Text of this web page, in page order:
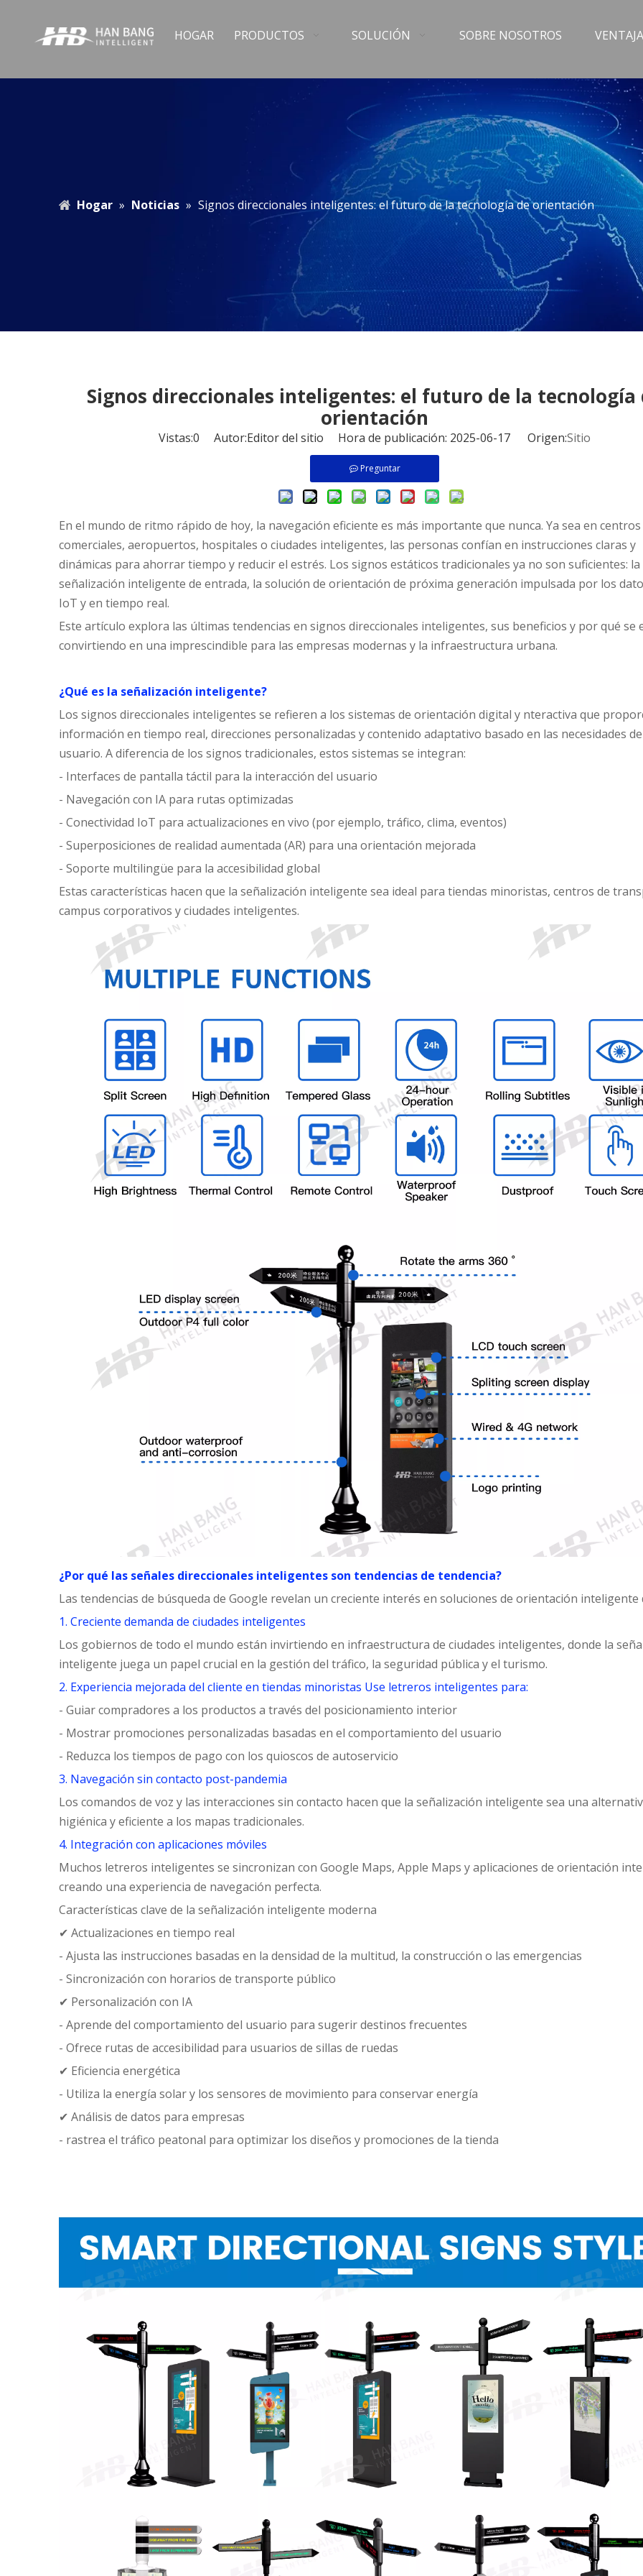
HOGAR PRODUCTOS SOLUCIÓN SOBRE NOSOTROS
Hogar » Noticias » Signos direccionales inteligentes: el futuro de la tecnología de orientación
Signos direccionales inteligentes: el futuro de la tecnología
orientación
Vistas:0 Autor:Editor del sitio Hora de publicación: 2025-06-17 Origen:Sitio
Preguntar
En el mundo de ritmo rápido de hoy, la navegación eficiente es más importante que nunca. Ya sea en centros
comerciales, aeropuertos, hospitales o ciudades inteligentes, las personas confían en instrucciones claras y
dinámicas para ahorrar tiempo y reducir el estrés. Los signos estáticos tradicionales ya no son suficientes: la
señalización inteligente de entrada, la solución de orientación de próxima generación impulsada por los
IoT y en tiempo real.
Este artículo explora las últimas tendencias en signos direccionales inteligentes, sus beneficios y por qué se
convirtiendo en una imprescindible para las empresas modernas y la infraestructura urbana.
¿Qué es la señalización inteligente?
Los signos direccionales inteligentes se refieren a los sistemas de orientación digital y nteractiva que
información en tiempo real, direcciones personalizadas y contenido adaptativo basado en las necesidades
usuario. A diferencia de los signos tradicionales, estos sistemas se integran:
- Interfaces de pantalla táctil para la interacción del usuario
- Navegación con IA para rutas optimizadas
- Conectividad IoT para actualizaciones en vivo (por ejemplo, tráfico, clima, eventos)
- Superposiciones de realidad aumentada (AR) para una orientación mejorada
- Soporte multilingüe para la accesibilidad global
Estas características hacen que la señalización inteligente sea ideal para tiendas minoristas, centros de
campus corporativos y ciudades inteligentes.
¿Por qué las señales direccionales inteligentes son tendencias de tendencia?
Las tendencias de búsqueda de Google revelan un creciente interés en soluciones de orientación inteligente
1. Creciente demanda de ciudades inteligentes
Los gobiernos de todo el mundo están invirtiendo en infraestructura de ciudades inteligentes, donde la
inteligente juega un papel crucial en la gestión del tráfico, la seguridad pública y el turismo.
2. Experiencia mejorada del cliente en tiendas minoristas Use letreros inteligentes para:
- Guiar compradores a los productos a través del posicionamiento interior
- Mostrar promociones personalizadas basadas en el comportamiento del usuario
- Reduzca los tiempos de pago con los quioscos de autoservicio
3. Navegación sin contacto post-pandemia
Los comandos de voz y las interacciones sin contacto hacen que la señalización inteligente sea una
higiénica y eficiente a los mapas tradicionales.
4. Integración con aplicaciones móviles
Muchos letreros inteligentes se sincronizan con Google Maps, Apple Maps y aplicaciones de orientación
creando una experiencia de navegación perfecta.
Características clave de la señalización inteligente moderna
✔ Actualizaciones en tiempo real
- Ajusta las instrucciones basadas en la densidad de la multitud, la construcción o las emergencias
- Sincronización con horarios de transporte público
✔ Personalización con IA
- Aprende del comportamiento del usuario para sugerir destinos frecuentes
- Ofrece rutas de accesibilidad para usuarios de sillas de ruedas
✔ Eficiencia energética
- Utiliza la energía solar y los sensores de movimiento para conservar energía
✔ Análisis de datos para empresas
- rastrea el tráfico peatonal para optimizar los diseños y promociones de la tienda